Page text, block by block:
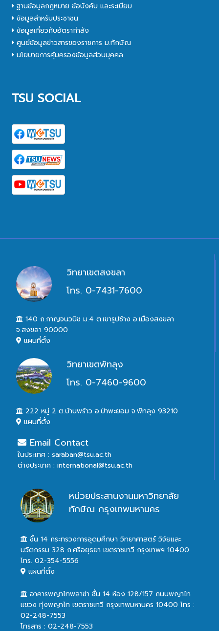
ฐานข้อมูลกฎหมาย ข้อบังคับ และระเบียบ
ข้อมูลสำหรับประชาชน
ข้อมูลเกี่ยวกับอัตรากำลัง
ศูนย์ข้อมูลข่าวสารของราชการ ม.ทักษิณ
นโยบายการคุ้มครองข้อมูลส่วนบุคคล
TSU SOCIAL
วิทยาเขตสงขลา
โทร. 0-7431-7600
140 ถ.กาญจนวนิช ม.4 ต.เขารูปช้าง อ.เมืองสงขลา
จ.สงขลา 90000
แผนที่ตั้ง
วิทยาเขตพัทลุง
โทร. 0-7460-9600
222 หมู่ 2 ต.บ้านพร้าว อ.ป่าพะยอม จ.พัทลุง 93210
แผนที่ตั้ง
Email Contact
ในประเทศ : saraban@tsu.ac.th
ต่างประเทศ : international@tsu.ac.th
หน่วยประสานงานมหาวิทยาลัย
ทักษิณ กรุงเทพมหานคร
ชั้น 14 กระทรวงการอุดมศึกษา วิทยาศาสตร์ วิจัยและ
นวัตกรรม 328 ถ.ศรีอยุธยา เขตราชเทวี กรุงเทพฯ 10400
โทร. 02-354-5556
แผนที่ตั้ง
อาคารพญาไทพลาซ่า ชั้น 14 ห้อง 128/157 ถนนพญาไท
แขวง ทุ่งพญาไท เขตราชเทวี กรุงเทพมหานคร 10400 โทร :
02-248-7553
โทรสาร : 02-248-7553